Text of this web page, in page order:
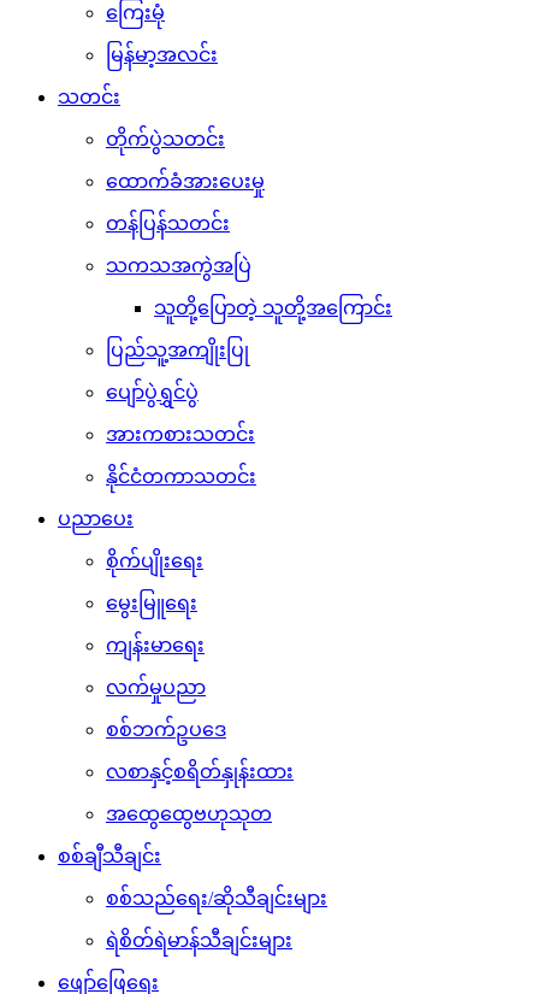
ကြေးမုံ
မြန်မာ့အလင်း
သတင်း
တိုက်ပွဲသတင်း
ထောက်ခံအားပေးမှု
တန်ပြန်သတင်း
သကသအကွဲအပြဲ
သူတို့ပြောတဲ့ သူတို့အကြောင်း
ပြည်သူ့အကျိုးပြု
ပျော်ပွဲရွှင်ပွဲ
အားကစားသတင်း
နိုင်ငံတကာသတင်း
ပညာပေး
စိုက်ပျိုးရေး
မွေးမြူရေး
ကျန်းမာရေး
လက်မှုပညာ
စစ်ဘက်ဥပဒေ
လစာနှင့်စရိတ်နှုန်းထား
အထွေထွေဗဟုသုတ
စစ်ချီသီချင်း
စစ်သည်ရေး/ဆိုသီချင်းများ
ရဲစိတ်ရဲမာန်သီချင်းများ
ဖျော်ဖြေရေး